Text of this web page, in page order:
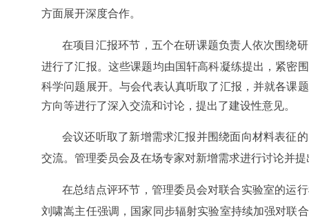
方面展开深度合作。
在项目汇报环节，五个在研课题负责人依次围绕
进行了汇报。 这些课题均由国轩高科凝练提出，紧密
科学问题展开。与会代表认真听取了汇报，并就各课
方向等进行了深入交流和讨论，提出了建设性意见。
会议还听取了新增需求汇报并围绕面向材料表征
交流。管理委员会及在场专家对新增需求进行讨论并提
在总结点评环节，管理委员会对联合实验室的运
刘啸嵩主任强调，国家同步辐射实验室持续加强对联